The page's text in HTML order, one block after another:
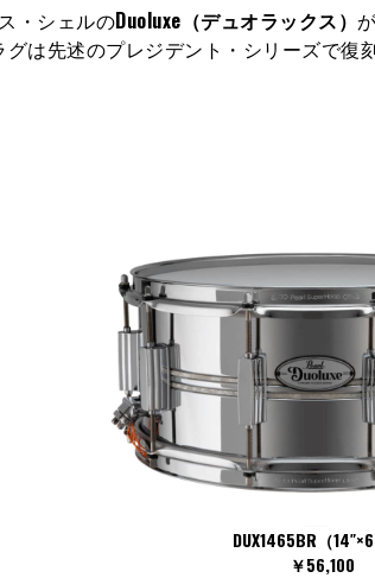
・シェルのDuoluxe（デュオラックス）
は先述のプレジデント・シリーズで復
DUX1465BR（
￥56,100